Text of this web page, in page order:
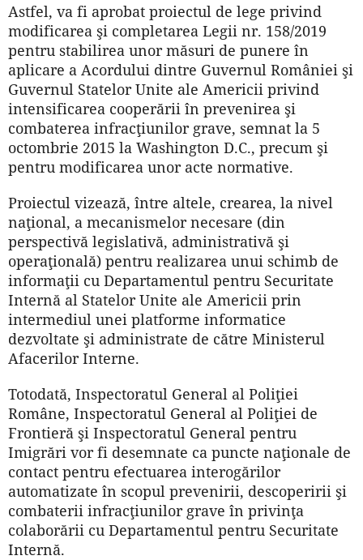
Astfel, va fi aprobat proiectul de lege privind
modificarea şi completarea Legii nr. 158/2019
pentru stabilirea unor măsuri de punere în
aplicare a Acordului dintre Guvernul României şi
Guvernul Statelor Unite ale Americii privind
intensificarea cooperării în prevenirea şi
combaterea infracţiunilor grave, semnat la 5
octombrie 2015 la Washington D.C., precum şi
pentru modificarea unor acte normative.
Proiectul vizează, între altele, crearea, la nivel
naţional, a mecanismelor necesare (din
perspectivă legislativă, administrativă şi
operaţională) pentru realizarea unui schimb de
informaţii cu Departamentul pentru Securitate
Internă al Statelor Unite ale Americii prin
intermediul unei platforme informatice
dezvoltate şi administrate de către Ministerul
Afacerilor Interne.
Totodată, Inspectoratul General al Poliţiei
Române, Inspectoratul General al Poliţiei de
Frontieră şi Inspectoratul General pentru
Imigrări vor fi desemnate ca puncte naţionale de
contact pentru efectuarea interogărilor
automatizate în scopul prevenirii, descoperirii şi
combaterii infracţiunilor grave în privinţa
colaborării cu Departamentul pentru Securitate
Internă.